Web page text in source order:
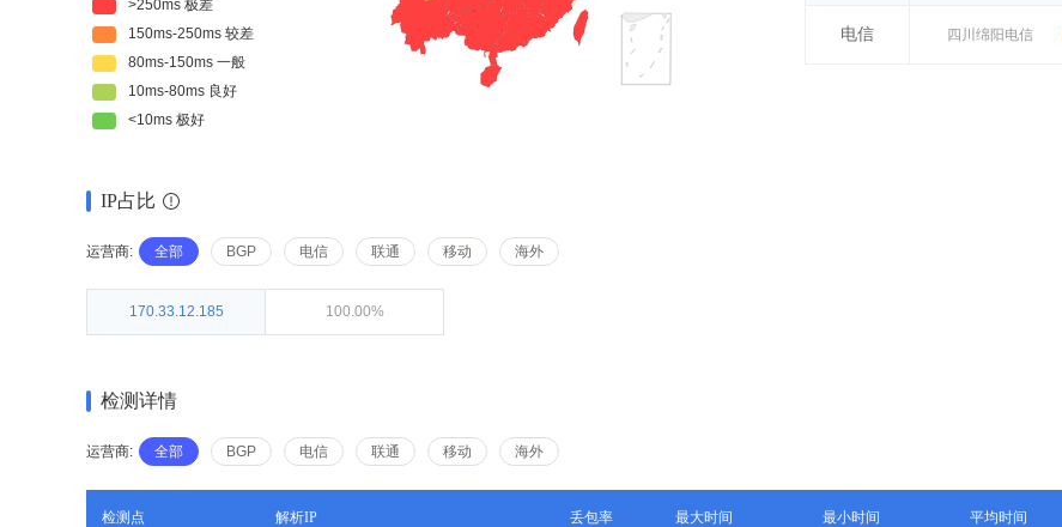
电信 四川绵阳电信
IP占比
运营商: 全部 BGP 电信 联通 移动 海外
170.33.12.185 100.00%
检测详情
运营商: 全部 BGP 电信 联通 移动 海外
检测点 解析IP 丢包率 最大时间 最小时间 平均时间